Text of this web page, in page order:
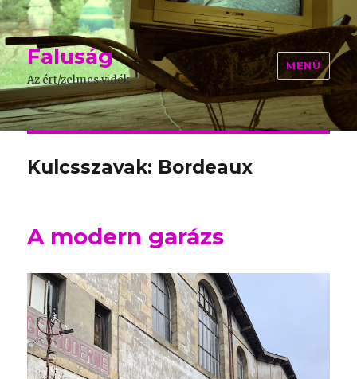
Faluság
Az ért/zelmes vidék
MENÜ
Kulcsszavak: Bordeaux
A modern garázs